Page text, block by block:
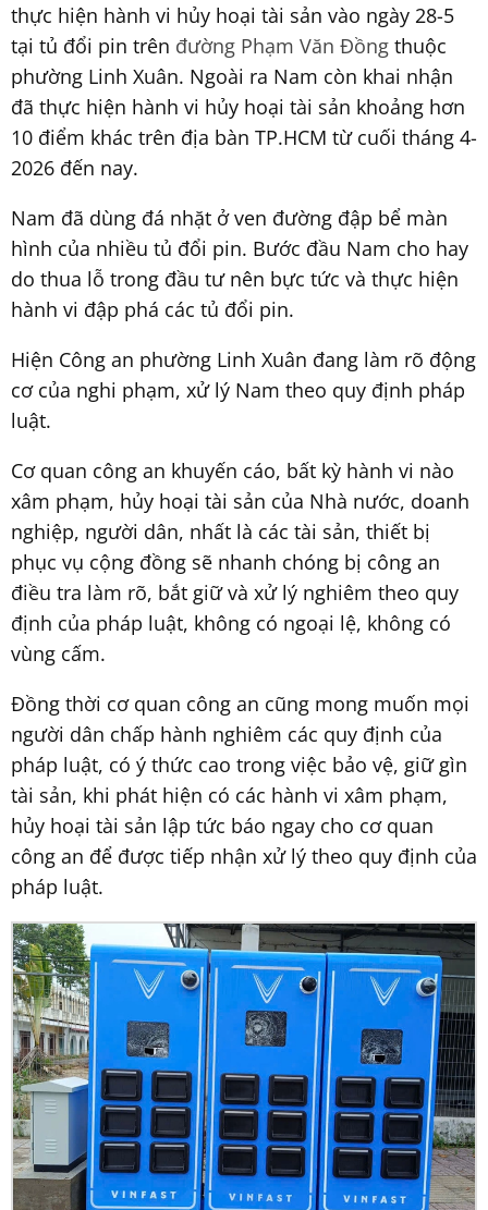
thực hiện hành vi hủy hoại tài sản vào ngày 28-5
tại tủ đổi pin trên đường Phạm Văn Đồng thuộc
phường Linh Xuân. Ngoài ra Nam còn khai nhận
đã thực hiện hành vi hủy hoại tài sản khoảng hơn
10 điểm khác trên địa bàn TP.HCM từ cuối tháng 4-
2026 đến nay.
Nam đã dùng đá nhặt ở ven đường đập bể màn
hình của nhiều tủ đổi pin. Bước đầu Nam cho hay
do thua lỗ trong đầu tư nên bực tức và thực hiện
hành vi đập phá các tủ đổi pin.
Hiện Công an phường Linh Xuân đang làm rõ động
cơ của nghi phạm, xử lý Nam theo quy định pháp
luật.
Cơ quan công an khuyến cáo, bất kỳ hành vi nào
xâm phạm, hủy hoại tài sản của Nhà nước, doanh
nghiệp, người dân, nhất là các tài sản, thiết bị
phục vụ cộng đồng sẽ nhanh chóng bị công an
điều tra làm rõ, bắt giữ và xử lý nghiêm theo quy
định của pháp luật, không có ngoại lệ, không có
vùng cấm.
Đồng thời cơ quan công an cũng mong muốn mọi
người dân chấp hành nghiêm các quy định của
pháp luật, có ý thức cao trong việc bảo vệ, giữ gìn
tài sản, khi phát hiện có các hành vi xâm phạm,
hủy hoại tài sản lập tức báo ngay cho cơ quan
công an để được tiếp nhận xử lý theo quy định của
pháp luật.